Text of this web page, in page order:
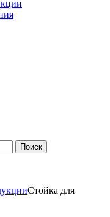
Поиск
Стойка для